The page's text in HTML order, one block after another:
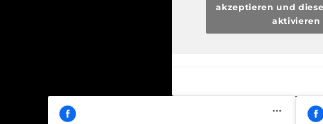
akzeptieren und
aktivieren